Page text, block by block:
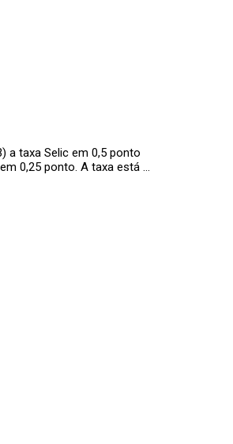
a taxa Selic em 0,5 ponto
0,25 ponto. A taxa está …